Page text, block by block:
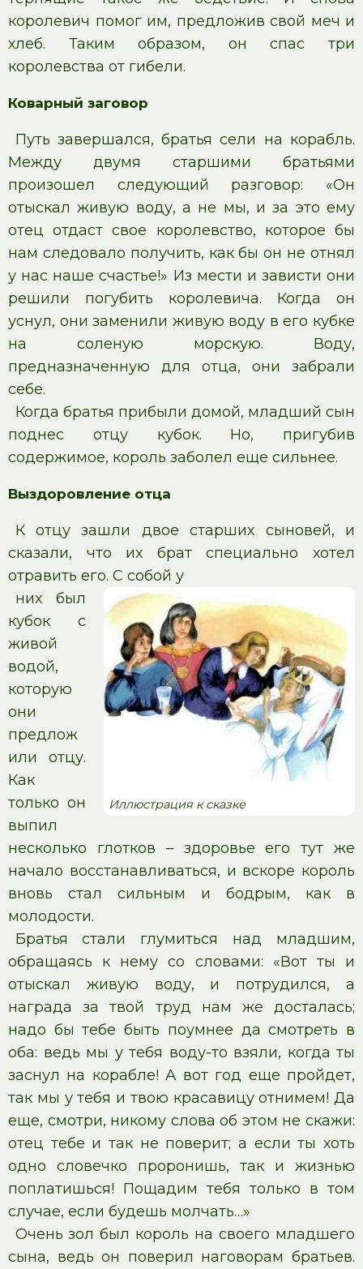
королевич помог им, предложив свой меч и
хлеб. Таким образом, он спас три
королевства от гибели.
Коварный заговор
Путь завершался, братья сели на корабль.
Между двумя старшими братьями
произошел следующий разговор: «Он
отыскал живую воду, а не мы, и за это ему
отец отдаст свое королевство, которое бы
нам следовало получить, как бы он не отнял
у нас наше счастье!» Из мести и зависти они
решили погубить королевича. Когда он
уснул, они заменили живую воду в его кубке
на соленую морскую. Воду,
предназначенную для отца, они забрали
себе.
Когда братья прибыли домой, младший сын
поднес отцу кубок. Но, пригубив
содержимое, король заболел еще сильнее.
Выздоровление отца
К отцу зашли двое старших сыновей, и
сказали, что их брат специально хотел
отравить его. С собой у
Иллюстрация к сказке
них был
кубок с
живой
водой,
которую
они
предлож
или отцу.
Как
только он
выпил
несколько глотков – здоровье его тут же
начало восстанавливаться, и вскоре король
вновь стал сильным и бодрым, как в
молодости.
Братья стали глумиться над младшим,
обращаясь к нему со словами: «Вот ты и
отыскал живую воду, и потрудился, а
награда за твой труд нам же досталась;
надо бы тебе быть поумнее да смотреть в
оба: ведь мы у тебя воду-то взяли, когда ты
заснул на корабле! А вот год еще пройдет,
так мы у тебя и твою красавицу отнимем! Да
еще, смотри, никому слова об этом не скажи:
отец тебе и так не поверит; а если ты хоть
одно словечко проронишь, так и жизнью
поплатишься! Пощадим тебя только в том
случае, если будешь молчать…»
Очень зол был король на своего младшего
сына, ведь он поверил наговорам братьев.